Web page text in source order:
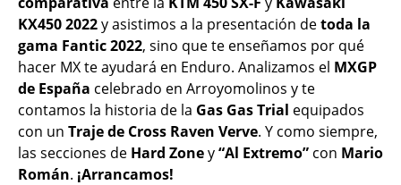
KX450 2022y asistimos a la presentación detoda la
gama Fantic 2022, sino que te enseñamos por qué
hacer MX te ayudará en Enduro. Analizamos el MXGP
de España celebrado en Arroyomolinos y te
contamos la historia de la Gas Gas Trial equipados
con un Traje de Cross Raven Verve. Y como siempre,
las secciones de Hard Zoney“Al Extremo” con Mario
Román. ¡Arrancamos!